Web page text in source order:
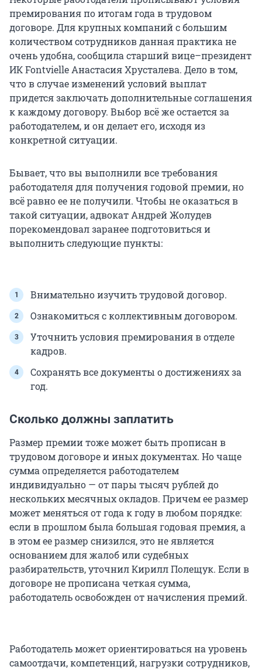
премирования по итогам года в трудовом
договоре. Для крупных компаний с большим
количеством сотрудников данная практика не
очень удобна, сообщила старший вице–президент
ИК Fontvielle Анастасия Хрусталева. Дело в том,
что в случае изменений условий выплат
придется заключать дополнительные соглашения
к каждому договору. Выбор всё же остается за
работодателем, и он делает его, исходя из
конкретной ситуации.
Бывает, что вы выполнили все требования
работодателя для получения годовой премии, но
всё равно ее не получили. Чтобы не оказаться в
такой ситуации, адвокат Андрей Жолудев
порекомендовал заранее подготовиться и
выполнить следующие пункты:
Внимательно изучить трудовой договор.
Ознакомиться с коллективным договором.
Уточнить условия премирования в отделе
кадров.
Сохранять все документы о достижениях за
год.
Сколько должны заплатить
Размер премии тоже может быть прописан в
трудовом договоре и иных документах. Но чаще
сумма определяется работодателем
индивидуально — от пары тысяч рублей до
нескольких месячных окладов. Причем ее размер
может меняться от года к году в любом порядке:
если в прошлом была большая годовая премия, а
в этом ее размер снизился, это не является
основанием для жалоб или судебных
разбирательств, уточнил Кирилл Полещук. Если в
договоре не прописана четкая сумма,
работодатель освобожден от начисления премий.
Работодатель может ориентироваться на уровень
самоотдачи, компетенций, нагрузки сотрудников,